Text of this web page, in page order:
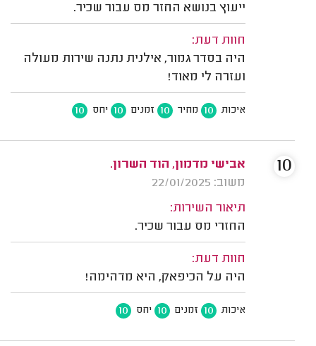
ייעוץ בנושא החזר מס עבור שכיר.
חוות דעת:
היה בסדר גמור, אילנית נתנה שירות מעולה
ועזרה לי מאוד!
איכות 10 מחיר 10 זמנים 10 יחס 10
אבישי מדמון, הוד השרון.
משוב: 22/01/2025
תיאור השירות:
החזרי מס עבור שכיר.
חוות דעת:
היה על הכיפאק, היא מדהימה!
איכות 10 זמנים 10 יחס 10
10